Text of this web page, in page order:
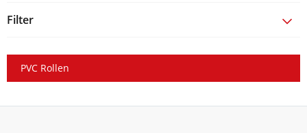
Filter
PVC Rollen